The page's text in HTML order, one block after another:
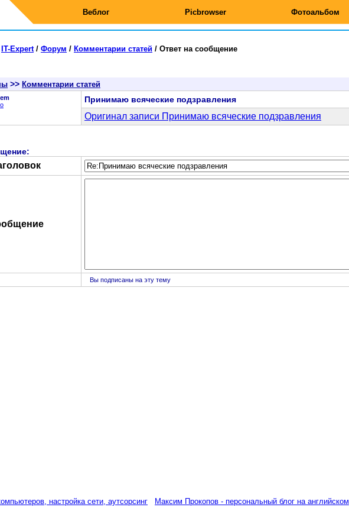
Веблог Picbrowser Фотоальбом
IT-Expert/ Форум / Комментарии статей / Ответ на сообщение
>> Комментарии статей
Принимаю всяческие подзравления
Оригинал записи Принимаю всяческие подзравления
Вы подписаны на эту тему
настройка сети, аутсорсинг
Максим Прокопов - персональный блог на английском